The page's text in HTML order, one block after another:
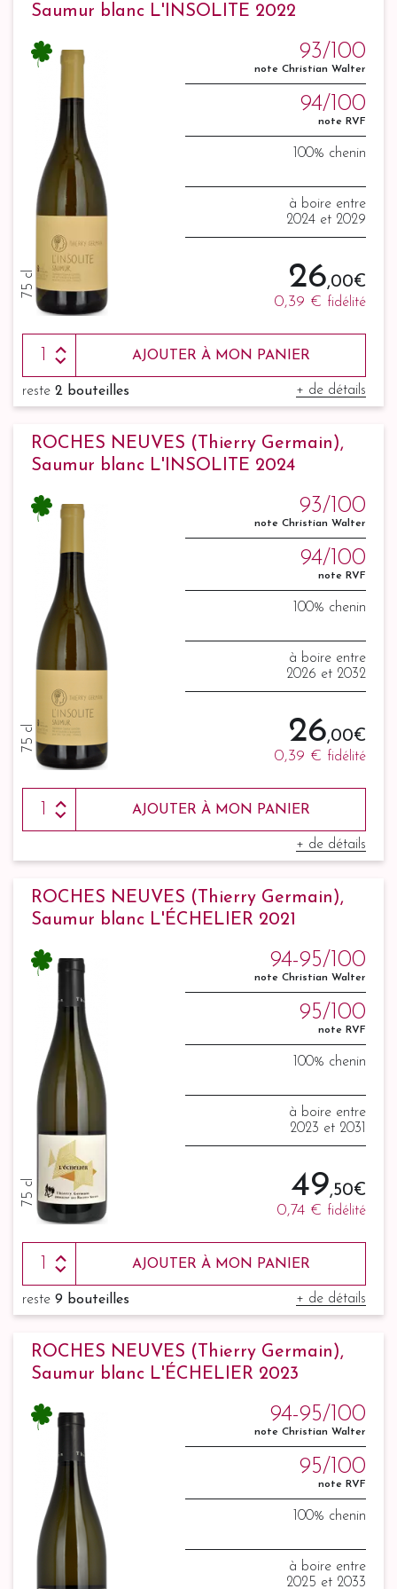
Saumur blanc L'INSOLITE 2022
75 cl
93/100
note Christian Walter
94/100
note RVF
100% chenin
à boire entre
2024 et 2029
26,00 €
0,39 € fidélité
AJOUTER À MON PANIER
reste 2 bouteilles + de détails
ROCHES NEUVES (Thierry Germain),
Saumur blanc L'INSOLITE 2024
75 cl
93/100
note Christian Walter
94/100
note RVF
100% chenin
à boire entre
2026 et 2032
26,00 €
0,39 € fidélité
AJOUTER À MON PANIER
+ de détails
ROCHES NEUVES (Thierry Germain),
Saumur blanc L'ÉCHELIER 2021
75 cl
94-95/100
note Christian Walter
95/100
note RVF
100% chenin
à boire entre
2023 et 2031
49,50 €
0,74 € fidélité
AJOUTER À MON PANIER
reste 9 bouteilles + de détails
ROCHES NEUVES (Thierry Germain),
Saumur blanc L'ÉCHELIER 2023
94-95/100
note Christian Walter
95/100
note RVF
100% chenin
à boire entre
2025 et 2033